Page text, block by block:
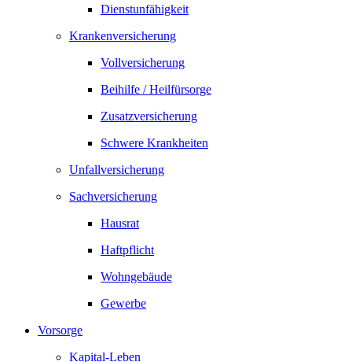
Dienstunfähigkeit
Krankenversicherung
Vollversicherung
Beihilfe / Heilfürsorge
Zusatzversicherung
Schwere Krankheiten
Unfallversicherung
Sachversicherung
Hausrat
Haftpflicht
Wohngebäude
Gewerbe
Vorsorge
Kapital-Leben